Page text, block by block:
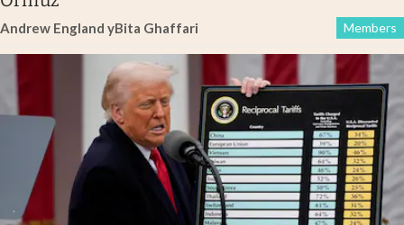
Andrew England yBita Ghaffari Members